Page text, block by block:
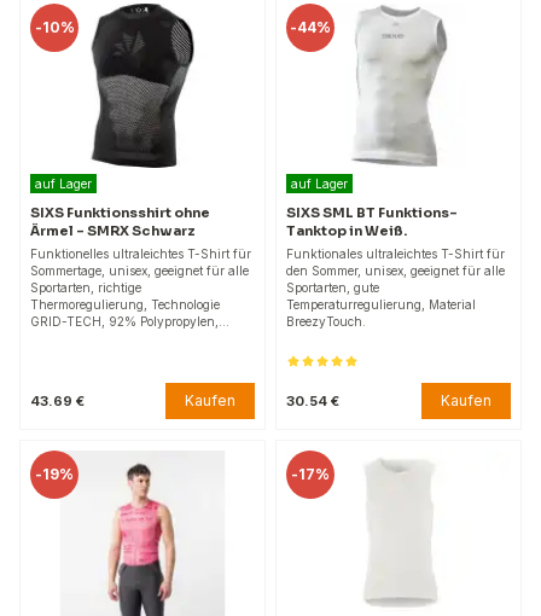
-10%
auf Lager
SIXS Funktionsshirt ohne
Ärmel – SMRX Schwarz
Funktionelles ultraleichtes T-Shirt für
Sommertage, unisex, geeignet für alle
Sportarten, richtige
Thermoregulierung, Technologie
GRID-TECH, 92% Polypropylen,…
43.69 € Kaufen
-44%
auf Lager
SIXS SML BT Funktions-
Tanktop in Weiß.
Funktionales ultraleichtes T-Shirt für
den Sommer, unisex, geeignet für alle
Sportarten, gute
Temperaturregulierung, Material
BreezyTouch.
30.54 € Kaufen
-19% -17%